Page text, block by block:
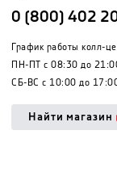
0 (800) 402
График работы колл-
ПН-ПТ с 08:30 до
СБ-ВС с 10:00 до
Найти магазин